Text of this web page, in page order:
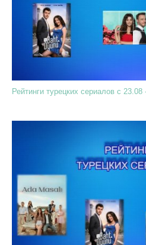
Рейтинги турецких сериалов с 23.08